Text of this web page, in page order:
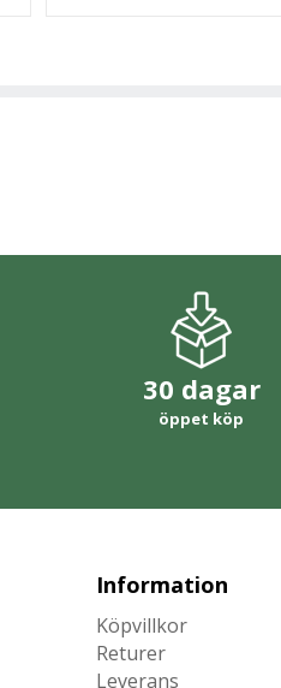
30 dagar
öppet köp
Information
Köpvillkor
Returer
Leverans